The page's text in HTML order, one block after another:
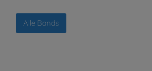
Alle Bands